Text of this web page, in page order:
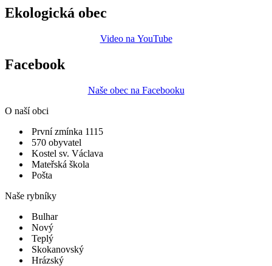
Ekologická obec
Video na YouTube
Facebook
Naše obec na Facebooku
O naší obci
První zmínka 1115
570 obyvatel
Kostel sv. Václava
Mateřská škola
Pošta
Naše rybníky
Bulhar
Nový
Teplý
Skokanovský
Hrázský